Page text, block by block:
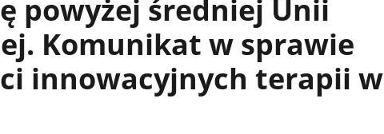
powyżej średniej Unii
Komunikat w sprawie
innowacyjnych terapii w